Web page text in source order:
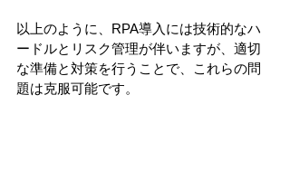
以上のように、RPA導入には技術的なハ
ードルとリスク管理が伴いますが、適切
な準備と対策を行うことで、これらの問
題は克服可能です。